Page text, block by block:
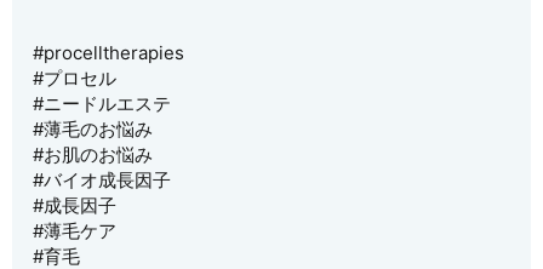
#procelltherapies
#プロセル
#ニードルエステ
#薄毛のお悩み
#お肌のお悩み
#バイオ成長因子
#成長因子
#薄毛ケア
#育毛